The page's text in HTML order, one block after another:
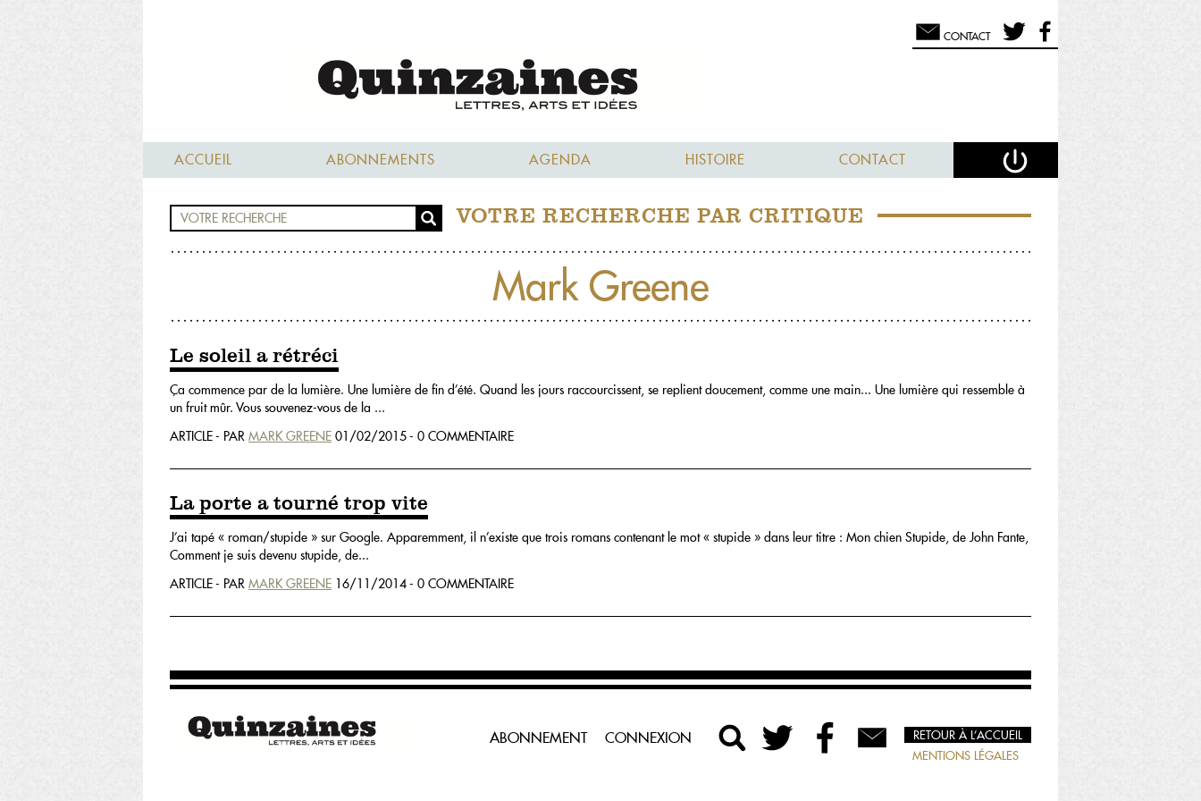
CONTACT
ACCUEIL ABONNEMENTS AGENDA HISTOIRE CONTACT
VOTRE RECHERCHE PAR CRITIQUE
Mark Greene
Le soleil a rétréci
Ça commence par de la lumière. Une lumière de fin d’été. Quand les jours raccourcissent, se replient doucement, comme une main... Une lumière qui ressemble à
un fruit mûr. Vous souvenez-vous de la ...
ARTICLE - PAR MARK GREENE 01/02/2015 - 0 COMMENTAIRE
La porte a tourné trop vite
J’ai tapé « roman/stupide » sur Google. Apparemment, il n’existe que trois romans contenant le mot « stupide » dans leur titre : Mon chien Stupide, de John Fante,
Comment je suis devenu stupide, de...
ARTICLE - PAR MARK GREENE 16/11/2014 - 0 COMMENTAIRE
ABONNEMENT CONNEXION
RETOUR À L’ACCUEIL
MENTIONS LÉGALES